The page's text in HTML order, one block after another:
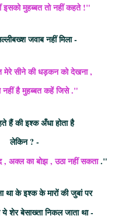
इसको मुहब्बत तो नहीं कहते !"
जवाब नहीं मिला -
मेरे सीने की धड़कन को देखना ,
नहीं है मुहब्बत कहें जिसे ."
हैं की इश्क अँधा होता है
लेकिन ? -
अक्ल का बोझ , उठा नहीं सकता."
था के इश्क के मारों की जुबां पर
ये शेर बेसाख्ता निकल जाता था -